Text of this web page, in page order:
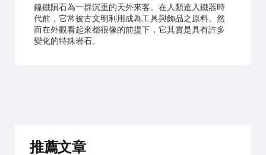
鎳鐵隕石為一群沉重的天外來客。在人類進入鐵器時
代前，它常被古文明利用成為工具與飾品之原料。然
而在外觀看起來都很像的前提下，它其實是具有許多
變化的特殊岩石。
推薦文章